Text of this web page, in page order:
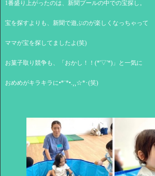
1番盛り上がったのは、新聞プールの中での宝探し。
宝を探すよりも、新聞で遊ぶのが楽しくなっちゃって
ママが宝を探してましたよ(笑)
お菓子取り競争も、「おかし！！(*'▽'*)」と一気に
おめめがキラキラに•*¨*•.¸¸☆*･(笑)